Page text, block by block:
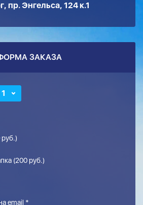
пр. Энгельса, 124 к.1
ЗАКАЗА
1
(200 руб.)
email *